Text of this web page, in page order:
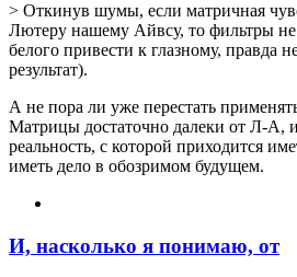
> Откинув шумы, если матричная
Лютеру нашему Айвсу, то фильтры
белого привести к глазному, правда
результат).
А не пора ли уже перестать
Матрицы достаточно далеки от Л-А,
реальность, с которой приходится
иметь дело в обозримом будущем.
И, насколько я понимаю, от